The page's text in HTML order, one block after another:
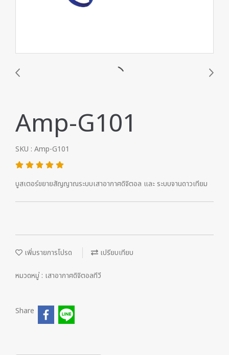
Amp-G101
SKU : Amp-G101
บูสเตอร์ขยายสัญญาณระบบเสาอากาศดิจิตอล และ ระบบจานดาวเทียม
เพิ่มรายการโปรด เปรียบเทียบ
หมวดหมู่ : เสาอากาศดิจิตอลทีวี
Share